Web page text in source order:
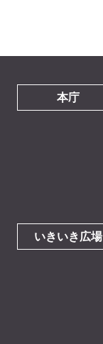
本庁
いきいき広場